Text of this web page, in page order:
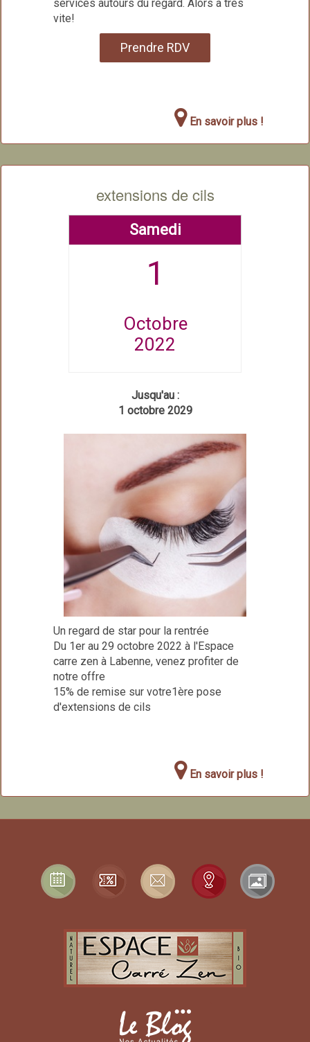
services autours du regard. Alors à très
vite!
Prendre RDV
En savoir plus !
extensions de cils
Samedi
1
Octobre
2022
Jusqu'au :
1 octobre 2029
Un regard de star pour la rentrée
Du 1er au 29 octobre 2022 à l'Espace
carre zen à Labenne, venez profiter de
notre offre
15% de remise sur votre1ère pose
d'extensions de cils
En savoir plus !